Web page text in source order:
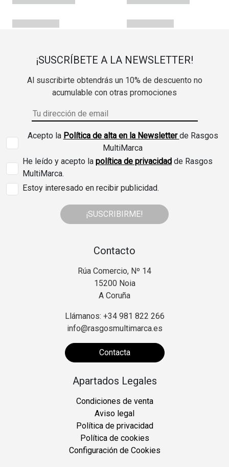
¡SUSCRÍBETE A LA NEWSLETTER!
Al suscribirte obtendrás un 10% de descuento no
acumulable con otras promociones
Acepto la Política de alta en la Newsletterde Rasgos
MultiMarca
He leído y acepto la política de privacidad de Rasgos
MultiMarca.
Estoy interesado en recibir publicidad.
¡SUSCRIBIRME!
Contacto
Rúa Comercio, Nº 14
15200 Noia
A Coruña
Llámanos: +34 981 822 266
info@rasgosmultimarca.es
Contacta
Apartados Legales
Condiciones de venta
Aviso legal
Política de privacidad
Política de cookies
Configuración de Cookies